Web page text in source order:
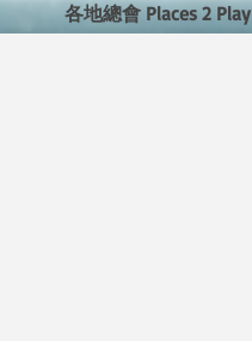
​各地總會 Places 2 Play